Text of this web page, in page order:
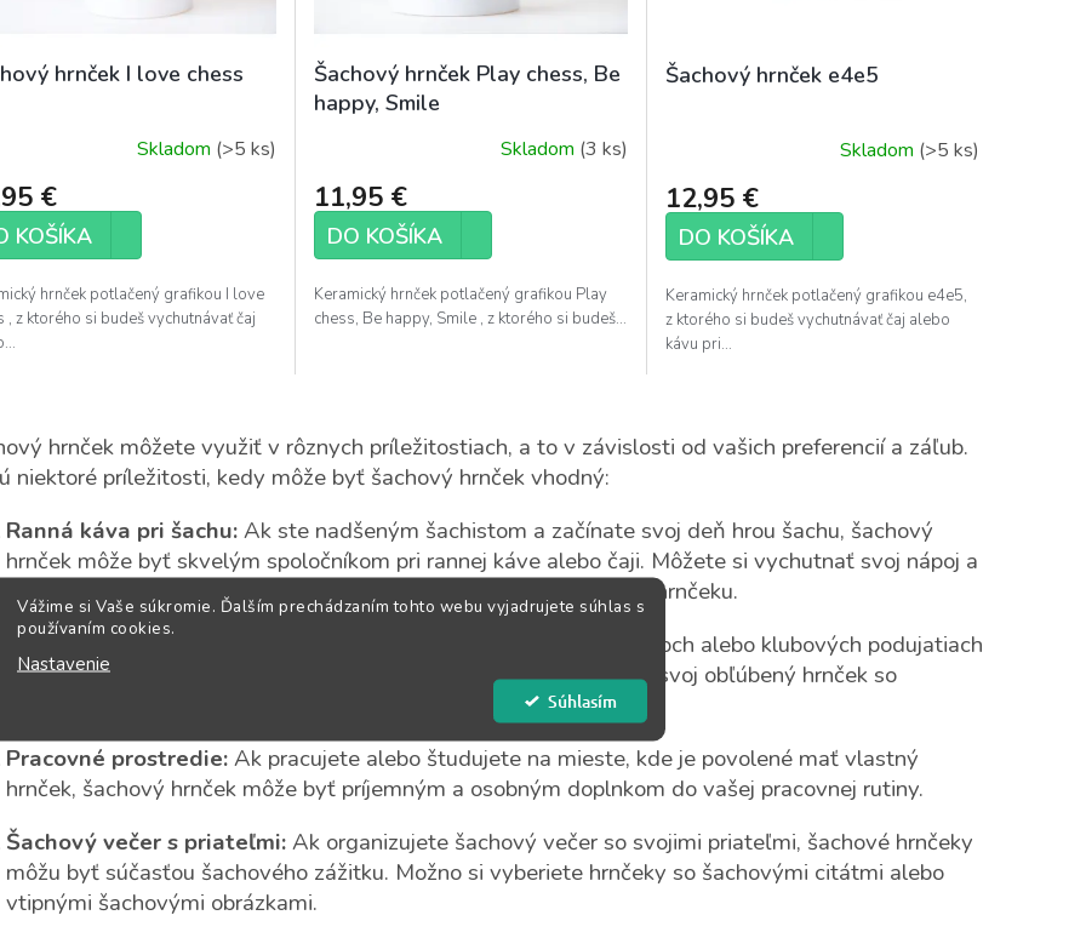
Vážime si Vaše súkromie. Ďalším prechádzaním tohto webu vyjadrujete súhlas s
používaním cookies.
Nastavenie
Súhlasím
hrnček I love chess
Skladom (>5 ks)
€
KOŠÍKA
hrnček potlačený grafikou I love
, z ktorého si budeš vychutnávať čaj
Šachový hrnček Play chess, Be
happy, Smile
Skladom (3 ks)
11,95 €
DO KOŠÍKA
Keramický hrnček potlačený grafikou Play
chess, Be happy, Smile , z ktorého si budeš...
Šachový hrnček e4e5
Skladom (>5 ks)
12,95 €
DO KOŠÍKA
Keramický hrnček potlačený grafikou e4e5,
z ktorého si budeš vychutnávať čaj alebo
kávu pri...
l
á
a
c
i
p
ý
p
i
u
hrnček môžete využiť v rôznych príležitostiach, a to v závislosti od vašich preferencií a záľub.
niektoré príležitosti, kedy môže byť šachový hrnček vhodný:
Ranná káva pri šachu:Ak ste nadšeným šachistom a začínate svoj deň hrou šachu, šachový
hrnček môže byť skvelým spoločníkom pri rannej káve alebo čaji. Môžete si vychutnať svoj nápoj a
zároveň si užívať pohľad na šachové figúrky alebo šachovnicu na hrnčeku.
Šachové stretnutia a turnaje:
Na šachových stretnutiach, turnajoch alebo klubových podujatiach
môže byť šachový hrnček zaujímavým doplnkom. Môžete si vziať svoj obľúbený hrnček so
šachovým motívom a vytvoriť si tak unikátnu atmosféru.
Pracovné prostredie:Ak pracujete alebo študujete na mieste, kde je povolené mať vlastný
hrnček, šachový hrnček môže byť príjemným a osobným doplnkom do vašej pracovnej rutiny.
Šachový večer s priateľmi:Ak organizujete šachový večer so svojimi priateľmi, šachové hrnčeky
môžu byť súčasťou šachového zážitku. Možno si vyberiete hrnčeky so šachovými citátmi alebo
vtipnými šachovými obrázkami.